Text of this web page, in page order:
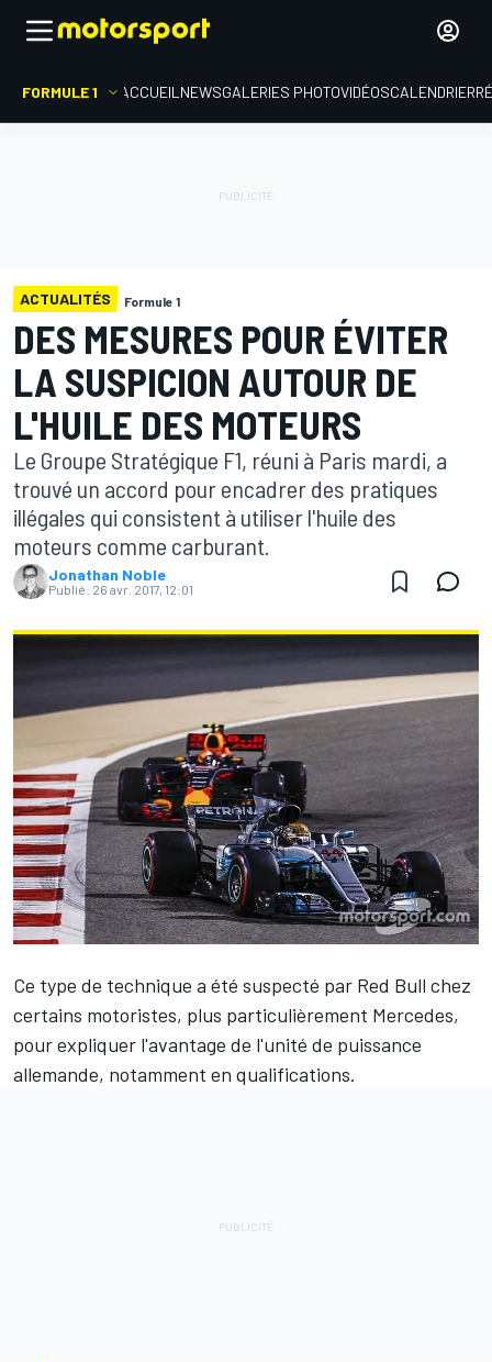
FORMULE 1 ACCUEIL NEWSGALERIES PHOTOVIDÉOSCALENDRIER
ACTUALITÉS Formule 1
DES MESURES POUR ÉVITER
LA SUSPICION AUTOUR DE
L'HUILE DES MOTEURS
Le Groupe Stratégique F1, réuni à Paris mardi, a
trouvé un accord pour encadrer des pratiques
illégales qui consistent à utiliser l'huile des
moteurs comme carburant.
Jonathan Noble
Publié: 26 avr. 2017, 12:01
Ce type de technique a été suspecté par Red Bull chez
certains motoristes, plus particulièrement Mercedes,
pour expliquer l'avantage de l'unité de puissance
allemande, notamment en qualifications.